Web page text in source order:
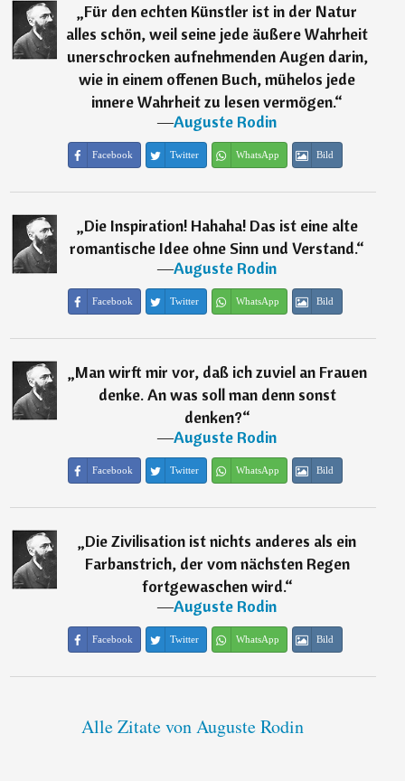
„Für den echten Künstler ist in der Natur
alles schön, weil seine jede äußere Wahrheit
unerschrocken aufnehmenden Augen darin,
wie in einem offenen Buch, mühelos jede
innere Wahrheit zu lesen vermögen.“
―Auguste Rodin
Facebook Twitter WhatsApp Bild
„Die Inspiration! Hahaha! Das ist eine alte
romantische Idee ohne Sinn und Verstand.“
―Auguste Rodin
Facebook Twitter WhatsApp Bild
„Man wirft mir vor, daß ich zuviel an Frauen
denke. An was soll man denn sonst
denken?“
―Auguste Rodin
Facebook Twitter WhatsApp Bild
„Die Zivilisation ist nichts anderes als ein
Farbanstrich, der vom nächsten Regen
fortgewaschen wird.“
―Auguste Rodin
Facebook Twitter WhatsApp Bild
Alle Zitate von Auguste Rodin